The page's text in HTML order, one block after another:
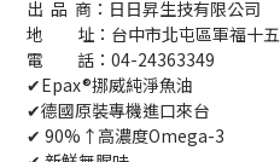
出  品  商：日日昇生技有限公司
地　　址：台中市北屯區軍福十
電　　話：04-24363349
✔Epax®挪威純淨魚油
✔德國原裝專機進口來台
✔ 90%↑高濃度Omega-3